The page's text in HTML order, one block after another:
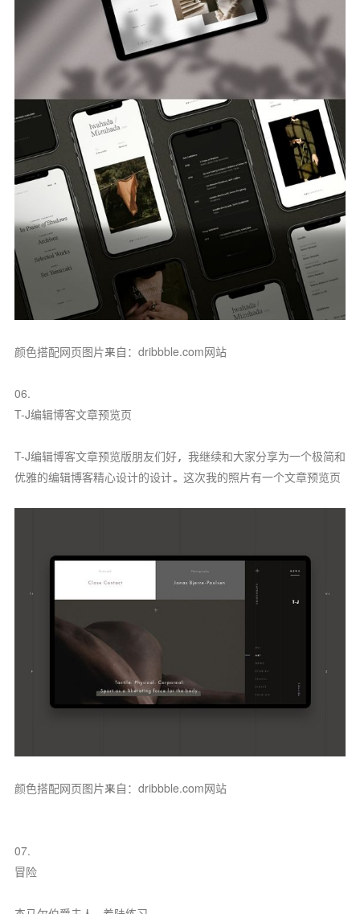
颜色搭配网页图片来自：dribbble.com网站
06.
T-J编辑博客文章预览页
T-J编辑博客文章预览版朋友们好，我继续和大家分享为一个极简和
优雅的编辑博客精心设计的设计。这次我的照片有一个文章预览页
颜色搭配网页图片来自：dribbble.com网站
07.
冒险